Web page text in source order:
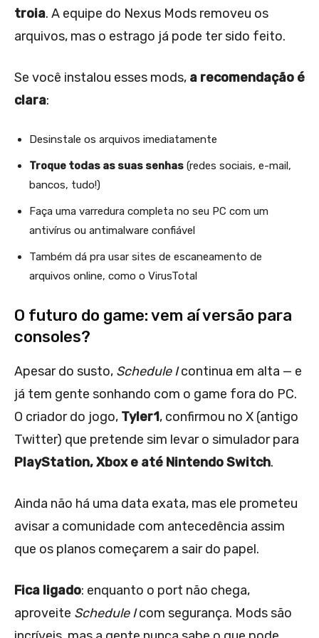
troia. A equipe do Nexus Mods removeu os
arquivos, mas o estrago já pode ter sido feito.
Se você instalou esses mods, a recomendação é
clara:
Desinstale os arquivos imediatamente
Troque todas as suas senhas (redes sociais, e-mail,
bancos, tudo!)
Faça uma varredura completa no seu PC com um
antivírus ou antimalware confiável
Também dá pra usar sites de escaneamento de
arquivos online, como o VirusTotal
O futuro do game: vem aí versão para
consoles?
Apesar do susto, Schedule Icontinua em alta — e
já tem gente sonhando com o game fora do PC.
O criador do jogo, Tyler1, confirmou no X (antigo
Twitter) que pretende sim levar o simulador para
PlayStation, Xbox e até Nintendo Switch.
Ainda não há uma data exata, mas ele prometeu
avisar a comunidade com antecedência assim
que os planos começarem a sair do papel.
Fica ligado: enquanto o port não chega,
aproveite Schedule Icom segurança. Mods são